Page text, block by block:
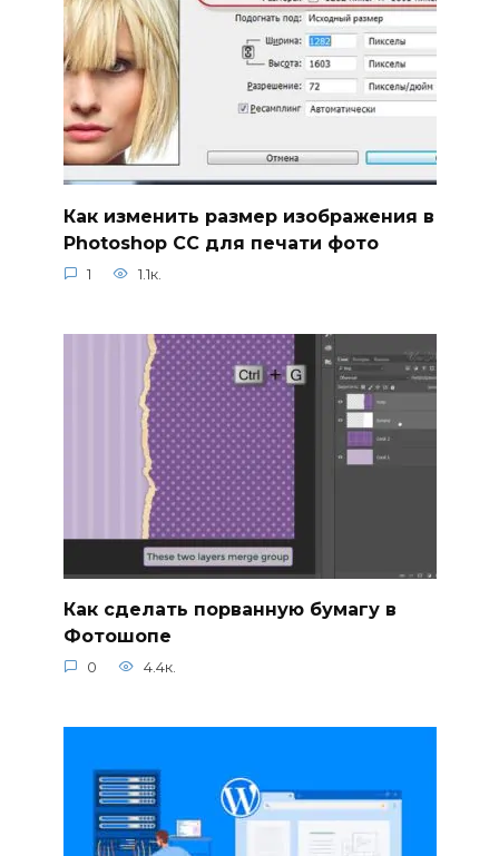
Как изменить размер изображения в
Photoshop CC для печати фото
1 1.1к.
Как сделать порванную бумагу в
Фотошопе
0 4.4к.